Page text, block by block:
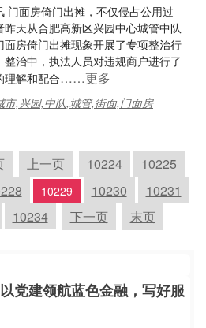
门面房倚门出摊，不仅侵占公用过
天从合肥高新区兴园中心城管中队
房倚门出摊现象开展了专项整治行
治中，执法人员对违规商户进行了
理解和配合……更多
市,兴园,中队,城管,街面,门面房
上一页 10224
10225
10229 10230
10231
10234 下一页 末页
党建领航蓝色金融，写好服